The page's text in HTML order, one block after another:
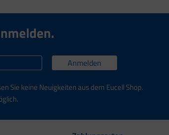
Anmelden
Sie keine Neuigkeiten aus dem Eucell Shop.